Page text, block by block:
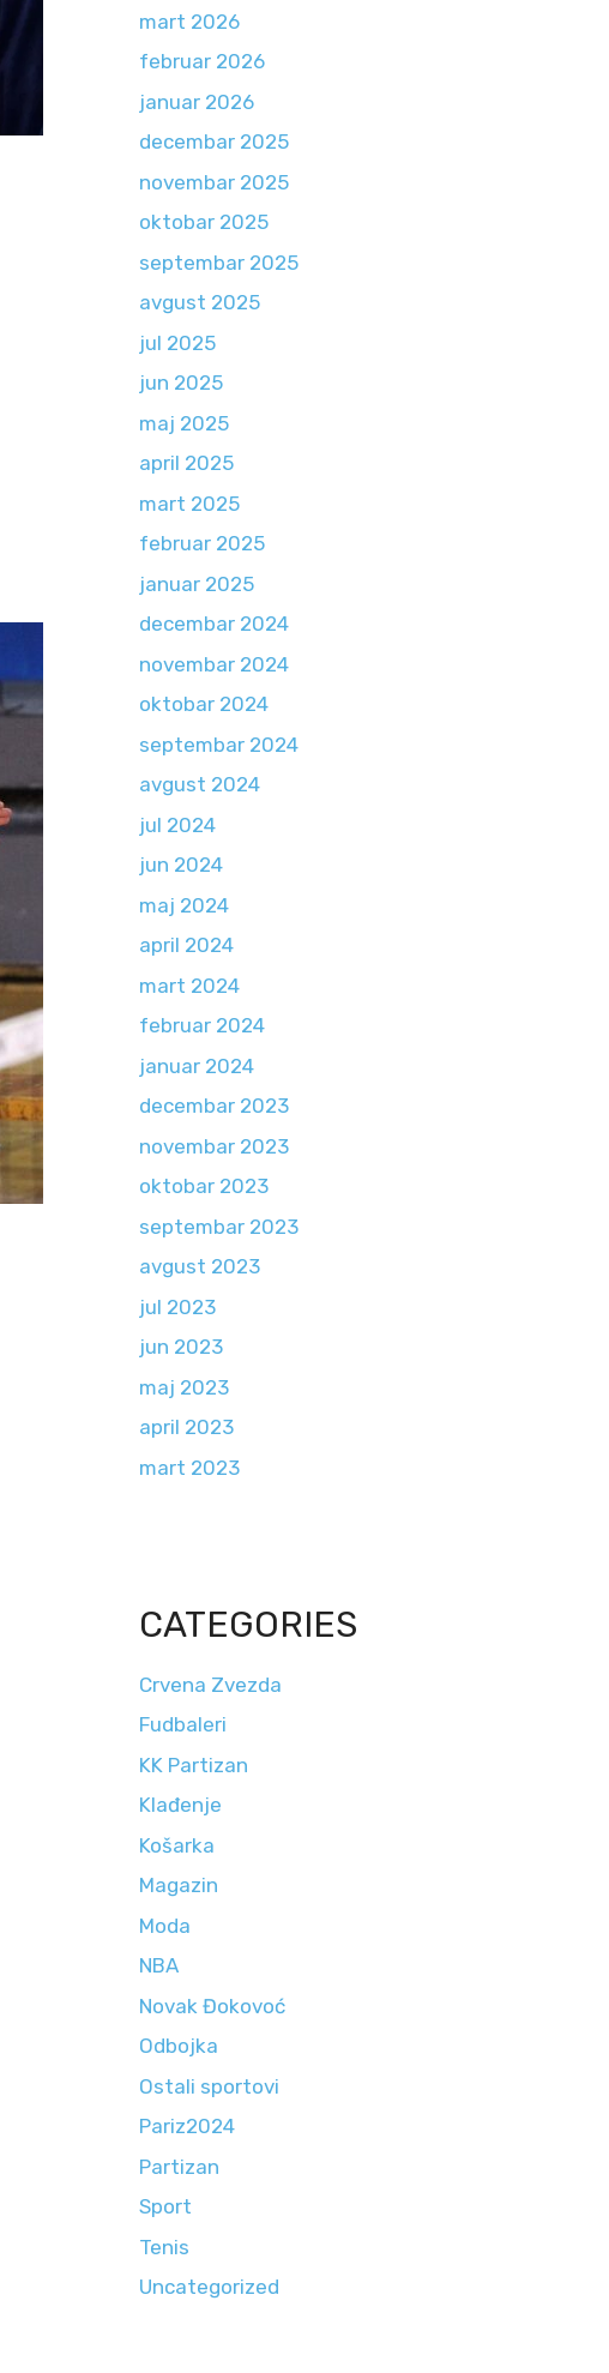
mart 2026
februar 2026
januar 2026
decembar 2025
novembar 2025
oktobar 2025
septembar 2025
avgust 2025
jul 2025
jun 2025
maj 2025
april 2025
mart 2025
februar 2025
januar 2025
decembar 2024
novembar 2024
oktobar 2024
septembar 2024
avgust 2024
jul 2024
jun 2024
maj 2024
april 2024
mart 2024
februar 2024
januar 2024
decembar 2023
novembar 2023
oktobar 2023
septembar 2023
avgust 2023
jul 2023
jun 2023
maj 2023
april 2023
mart 2023
CATEGORIES
Crvena Zvezda
Fudbaleri
KK Partizan
Klađenje
Košarka
Magazin
Moda
NBA
Novak Đokovoć
Odbojka
Ostali sportovi
Pariz2024
Partizan
Sport
Tenis
Uncategorized